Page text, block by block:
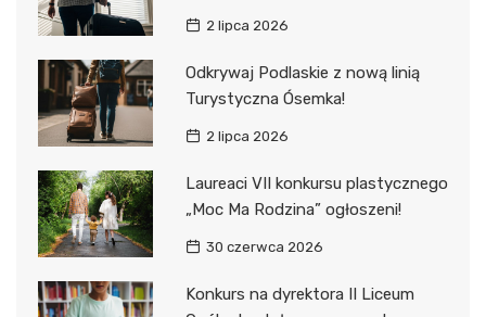
2 lipca 2026
Odkrywaj Podlaskie z nową linią
Turystyczna Ósemka!
2 lipca 2026
Laureaci VII konkursu plastycznego
„Moc Ma Rodzina” ogłoszeni!
30 czerwca 2026
Konkurs na dyrektora II Liceum